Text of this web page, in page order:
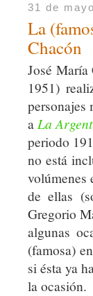
31 de
La
Chacón
José
1951)
personajes
aLa
periodo
no está
volúmenes
de ellas
Gregorio
algunas
(famosa)
si ésta ya
la ocasión.